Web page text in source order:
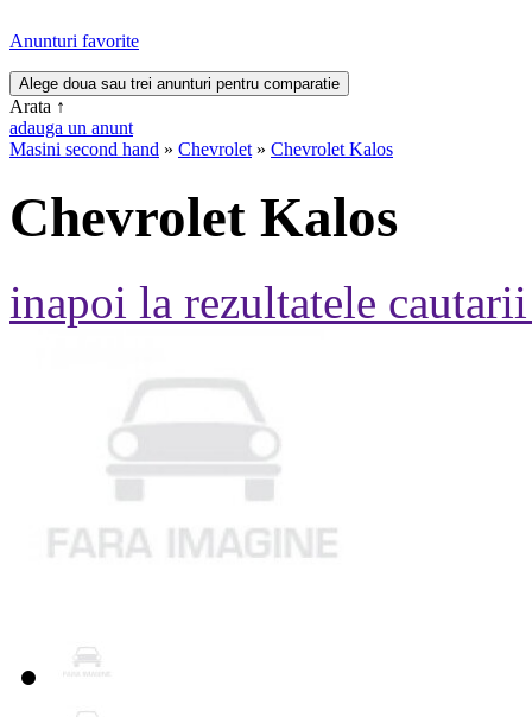
Anunturi favorite
Arata ↑
adauga un anunt
Masini second hand » Chevrolet » Chevrolet Kalos
Chevrolet Kalos
inapoi la rezultatele